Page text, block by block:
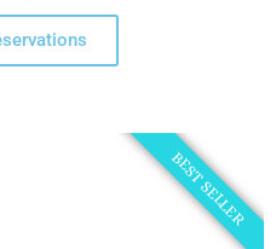
BEST SELLER